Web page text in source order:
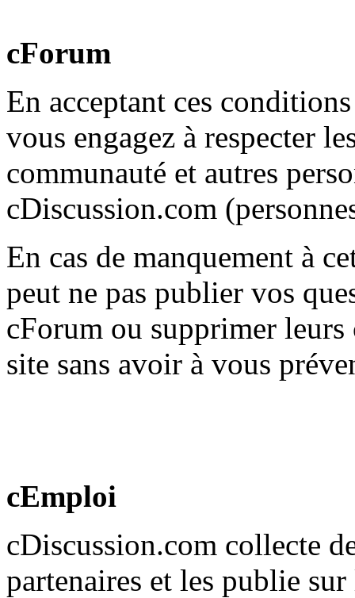
cForum
En acceptant ces
vous engagez à respecter
communauté et autres
cDiscussion.com
En cas de manquement à
peut ne pas publier vos
cForum ou supprimer
site sans avoir à vous
cEmploi
cDiscussion.com collecte
partenaires et les publie